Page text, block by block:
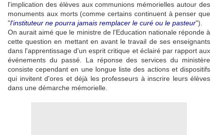
l'implication des élèves aux communions mémorielles autour des
monuments aux morts (comme certains continuent à penser que
"l'instituteur ne pourra jamais remplacer le curé ou le pasteur").
On aurait aimé que le ministre de l'Education nationale réponde à
cette question en mettant en avant le travail de ses enseignants
dans l'apprentissage d'un esprit critique et éclairé par rapport aux
événements du passé. La réponse des services du ministère
consiste cependant en une longue liste des actions et dispositifs
qui invitent d'ores et déjà les professeurs à inscrire leurs élèves
dans une démarche mémorielle.